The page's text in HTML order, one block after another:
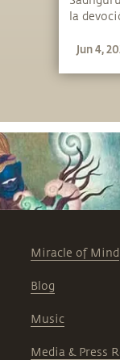
la
Jun 4,
Miracle of Mind
Blog
Music
Media & Press